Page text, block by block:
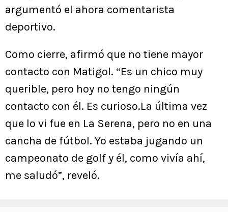
argumentó el ahora comentarista
deportivo.
Como cierre, afirmó que no tiene mayor
contacto con Matigol. “Es un chico muy
querible, pero hoy no tengo ningún
contacto con él. Es curioso.La última vez
que lo vi fue en La Serena, pero no en una
cancha de fútbol. Yo estaba jugando un
campeonato de golf y él, como vivía ahí,
me saludó”, reveló.